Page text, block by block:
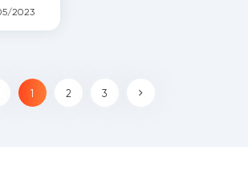
Bản )
2023
1 2 3